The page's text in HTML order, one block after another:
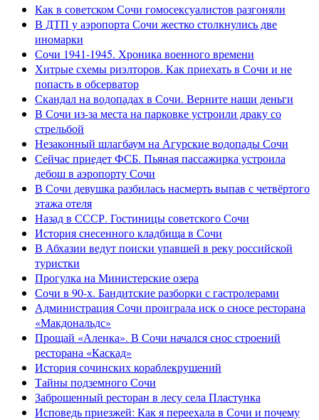
Как в советском Сочи гомосексуалистов разгоняли
В ДТП у аэропорта Сочи жестко столкнулись две
иномарки
Сочи 1941-1945. Хроника военного времени
Хитрые схемы риэлторов. Как приехать в Сочи и не
попасть в обсерватор
Скандал на водопадах в Сочи. Верните наши деньги
В Сочи из-за места на парковке устроили драку со
стрельбой
Незаконный шлагбаум на Агурские водопады Сочи
Сейчас приедет ФСБ. Пьяная пассажирка устроила
дебош в аэропорту Сочи
В Сочи девушка разбилась насмерть выпав с четвёртого
этажа отеля
Назад в СССР. Гостиницы советского Сочи
История снесенного кладбища в Сочи
В Абхазии ведут поиски упавшей в реку российской
туристки
Прогулка на Министерские озера
Сочи в 90-х. Бандитские разборки с гастролерами
Администрация Сочи проиграла иск о сносе ресторана
«Макдональдс»
Прощай «Аленка». В Сочи начался снос строений
ресторана «Каскад»
История сочинских кораблекрушений
Тайны подземного Сочи
Заброшенный ресторан в лесу села Пластунка
Исповедь приезжей: Как я переехала в Сочи и почему